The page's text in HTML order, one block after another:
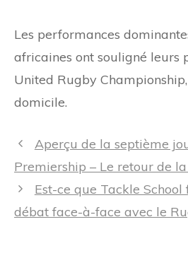
Les performances
africaines ont souligné leurs
United Rugby
domicile.
Navigation
des
Aperçu de la septième
Premiership – Le retour de
Est-ce que Tackle School
débat face-à-face avec le